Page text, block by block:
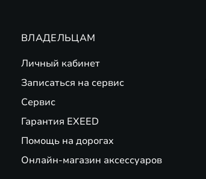
ВЛАДЕЛЬЦАМ
Личный кабинет
Записаться на сервис
Сервис
Гарантия EXEED
Помощь на дорогах
Онлайн-магазин аксессуаров